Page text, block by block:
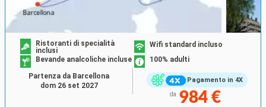
Pagamento in 4X
Ristoranti di specialità
inclusi
Wifi standard incluso
Bevande analcoliche incluse
100% adulti
da 984 €
Partenza da Barcellona
dom 26 set 2027